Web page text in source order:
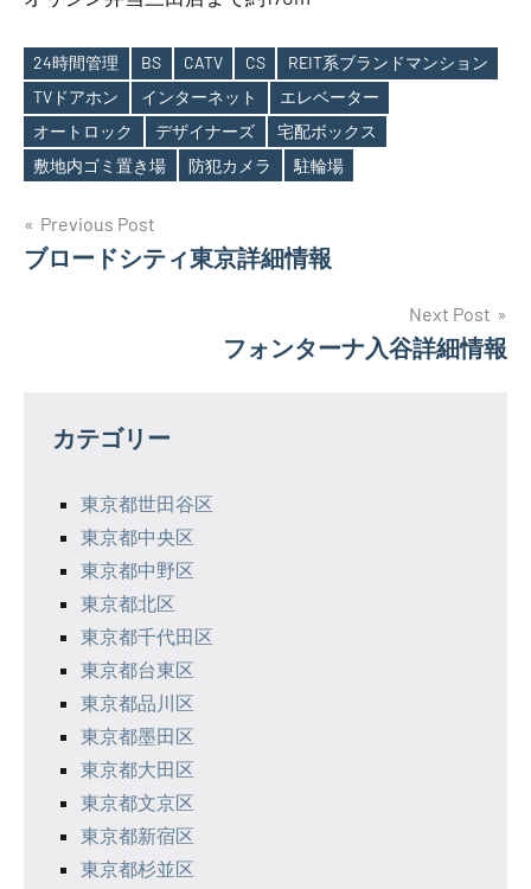
Tags
24時間管理 BS CATV CS
REIT系ブランドマンション
TVドアホン
インターネット
エレベーター
オートロック
デザイナーズ
宅配ボックス
敷地内ゴミ置き場
防犯カメラ 駐輪場
投
稿
ー
Previous Post
ブロードシティ東京詳細情報
Next Post
フォンターナ入谷詳細情報
カテゴリー
東京都世田谷区
東京都中央区
東京都中野区
東京都北区
東京都千代田区
東京都台東区
東京都品川区
東京都墨田区
東京都大田区
東京都文京区
東京都新宿区
東京都杉並区